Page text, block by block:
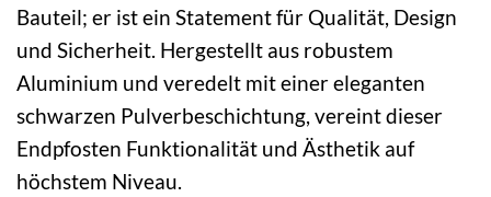
Bauteil; er ist ein Statement für Qualität, Design
und Sicherheit. Hergestellt aus robustem
Aluminium und veredelt mit einer eleganten
schwarzen Pulverbeschichtung, vereint dieser
Endpfosten Funktionalität und Ästhetik auf
höchstem Niveau.